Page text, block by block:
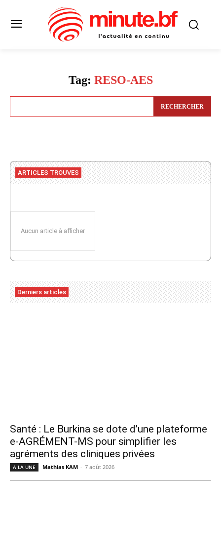
Tag: RESO-AES
RECHERCHER
ARTICLES TROUVES
Aucun article à afficher
Derniers articles
Santé : Le Burkina se dote d’une plateforme
e-AGRÉMENT-MS pour simplifier les
agréments des cliniques privées
A LA UNE Mathias KAM - 7 août 2026